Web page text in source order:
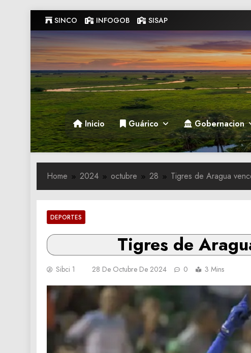
to
content
SINCO INFOGOB SISAP
Gobernacion de Guarico
Gobernacion de Guarico
Inicio Guárico Gobernacion
Home 2024 octubre 28 Tigres de Aragua
DEPORTES
Tigres de
Sibci 1 28 De Octubre De 2024 0 3 Mins